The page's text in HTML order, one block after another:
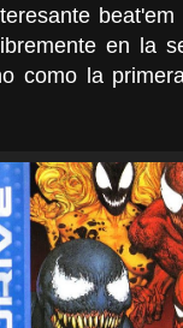
en la
como la